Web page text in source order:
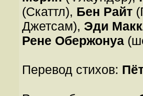
(Скаттл), Бен Райт
Джетсам), Эди
Рене Обержонуа
Перевод стихов: